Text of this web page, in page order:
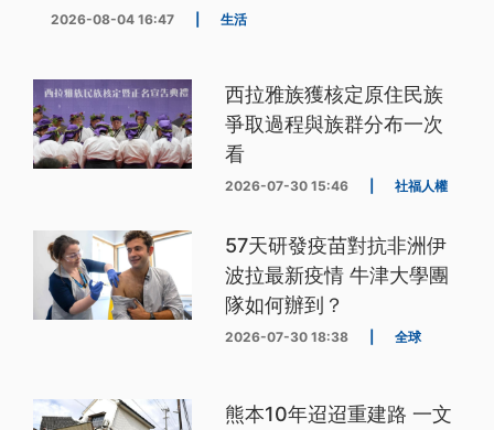
2026-08-04 16:47 生活
西拉雅族獲核定原住民族
爭取過程與族群分布一次
看
2026-07-30 15:46 社福人權
57天研發疫苗對抗非洲伊
波拉最新疫情 牛津大學團
隊如何辦到？
2026-07-30 18:38 全球
熊本10年迢迢重建路 一文